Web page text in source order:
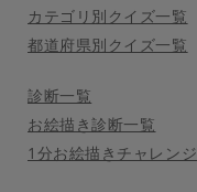
カテゴリ別クイズ一覧
都道府県別クイズ一覧
診断一覧
お絵描き診断一覧
1分お絵描きチャレンジ